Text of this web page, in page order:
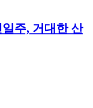
주, 거대한 산